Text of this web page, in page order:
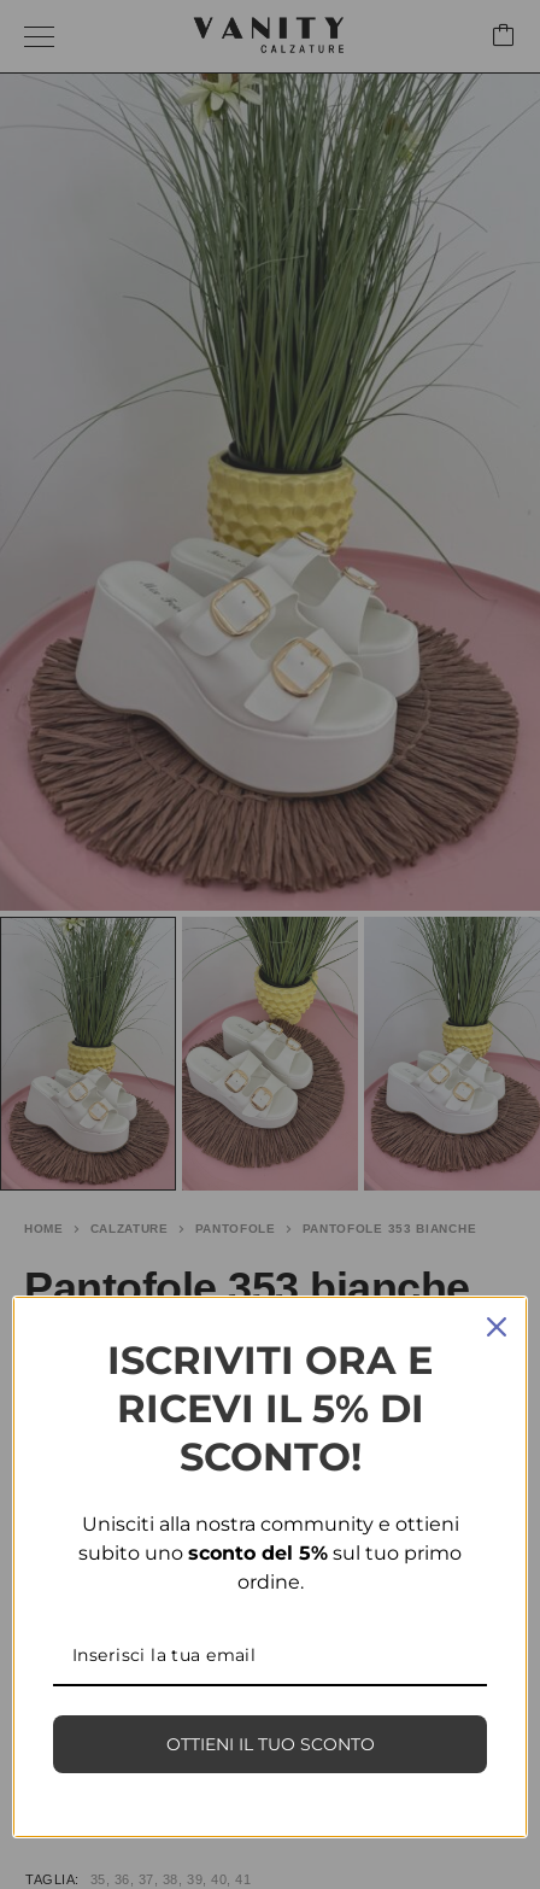
HOME CALZATURE PANTOFOLE PANTOFOLE 353 BIANCHE
Pantofole 353 bianche
€20.00
15.00
41
COLORE
COD:
TAGLIA 35, 36, 37, 38, 39, 40, 41
ISCRIVITI ORA E
RICEVI IL 5% DI
SCONTO!
Unisciti alla nostra community e ottieni
subito uno sconto del 5% sul tuo primo
ordine.
OTTIENI IL TUO SCONTO